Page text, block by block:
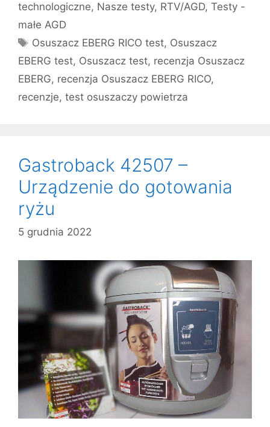
technologiczne, Nasze testy, RTV/AGD, Testy -
małe AGD
Tagi
Osuszacz EBERG RICO test, Osuszacz
EBERG test, Osuszacz test, recenzja Osuszacz
EBERG, recenzja Osuszacz EBERG RICO,
recenzje, test osuszaczy powietrza
Gastroback 42507 –
Urządzenie do gotowania
ryżu
5 grudnia 2022